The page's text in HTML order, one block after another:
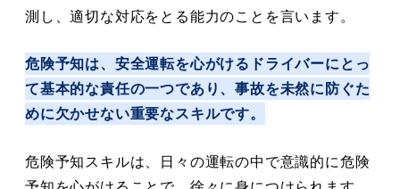
測し、適切な対応をとる能力のことを言います。
危険予知は、安全運転を心がけるドライバーにとっ
て基本的な責任の一つであり、事故を未然に防ぐた
めに欠かせない重要なスキルです。
危険予知スキルは、日々の運転の中で意識的に危険